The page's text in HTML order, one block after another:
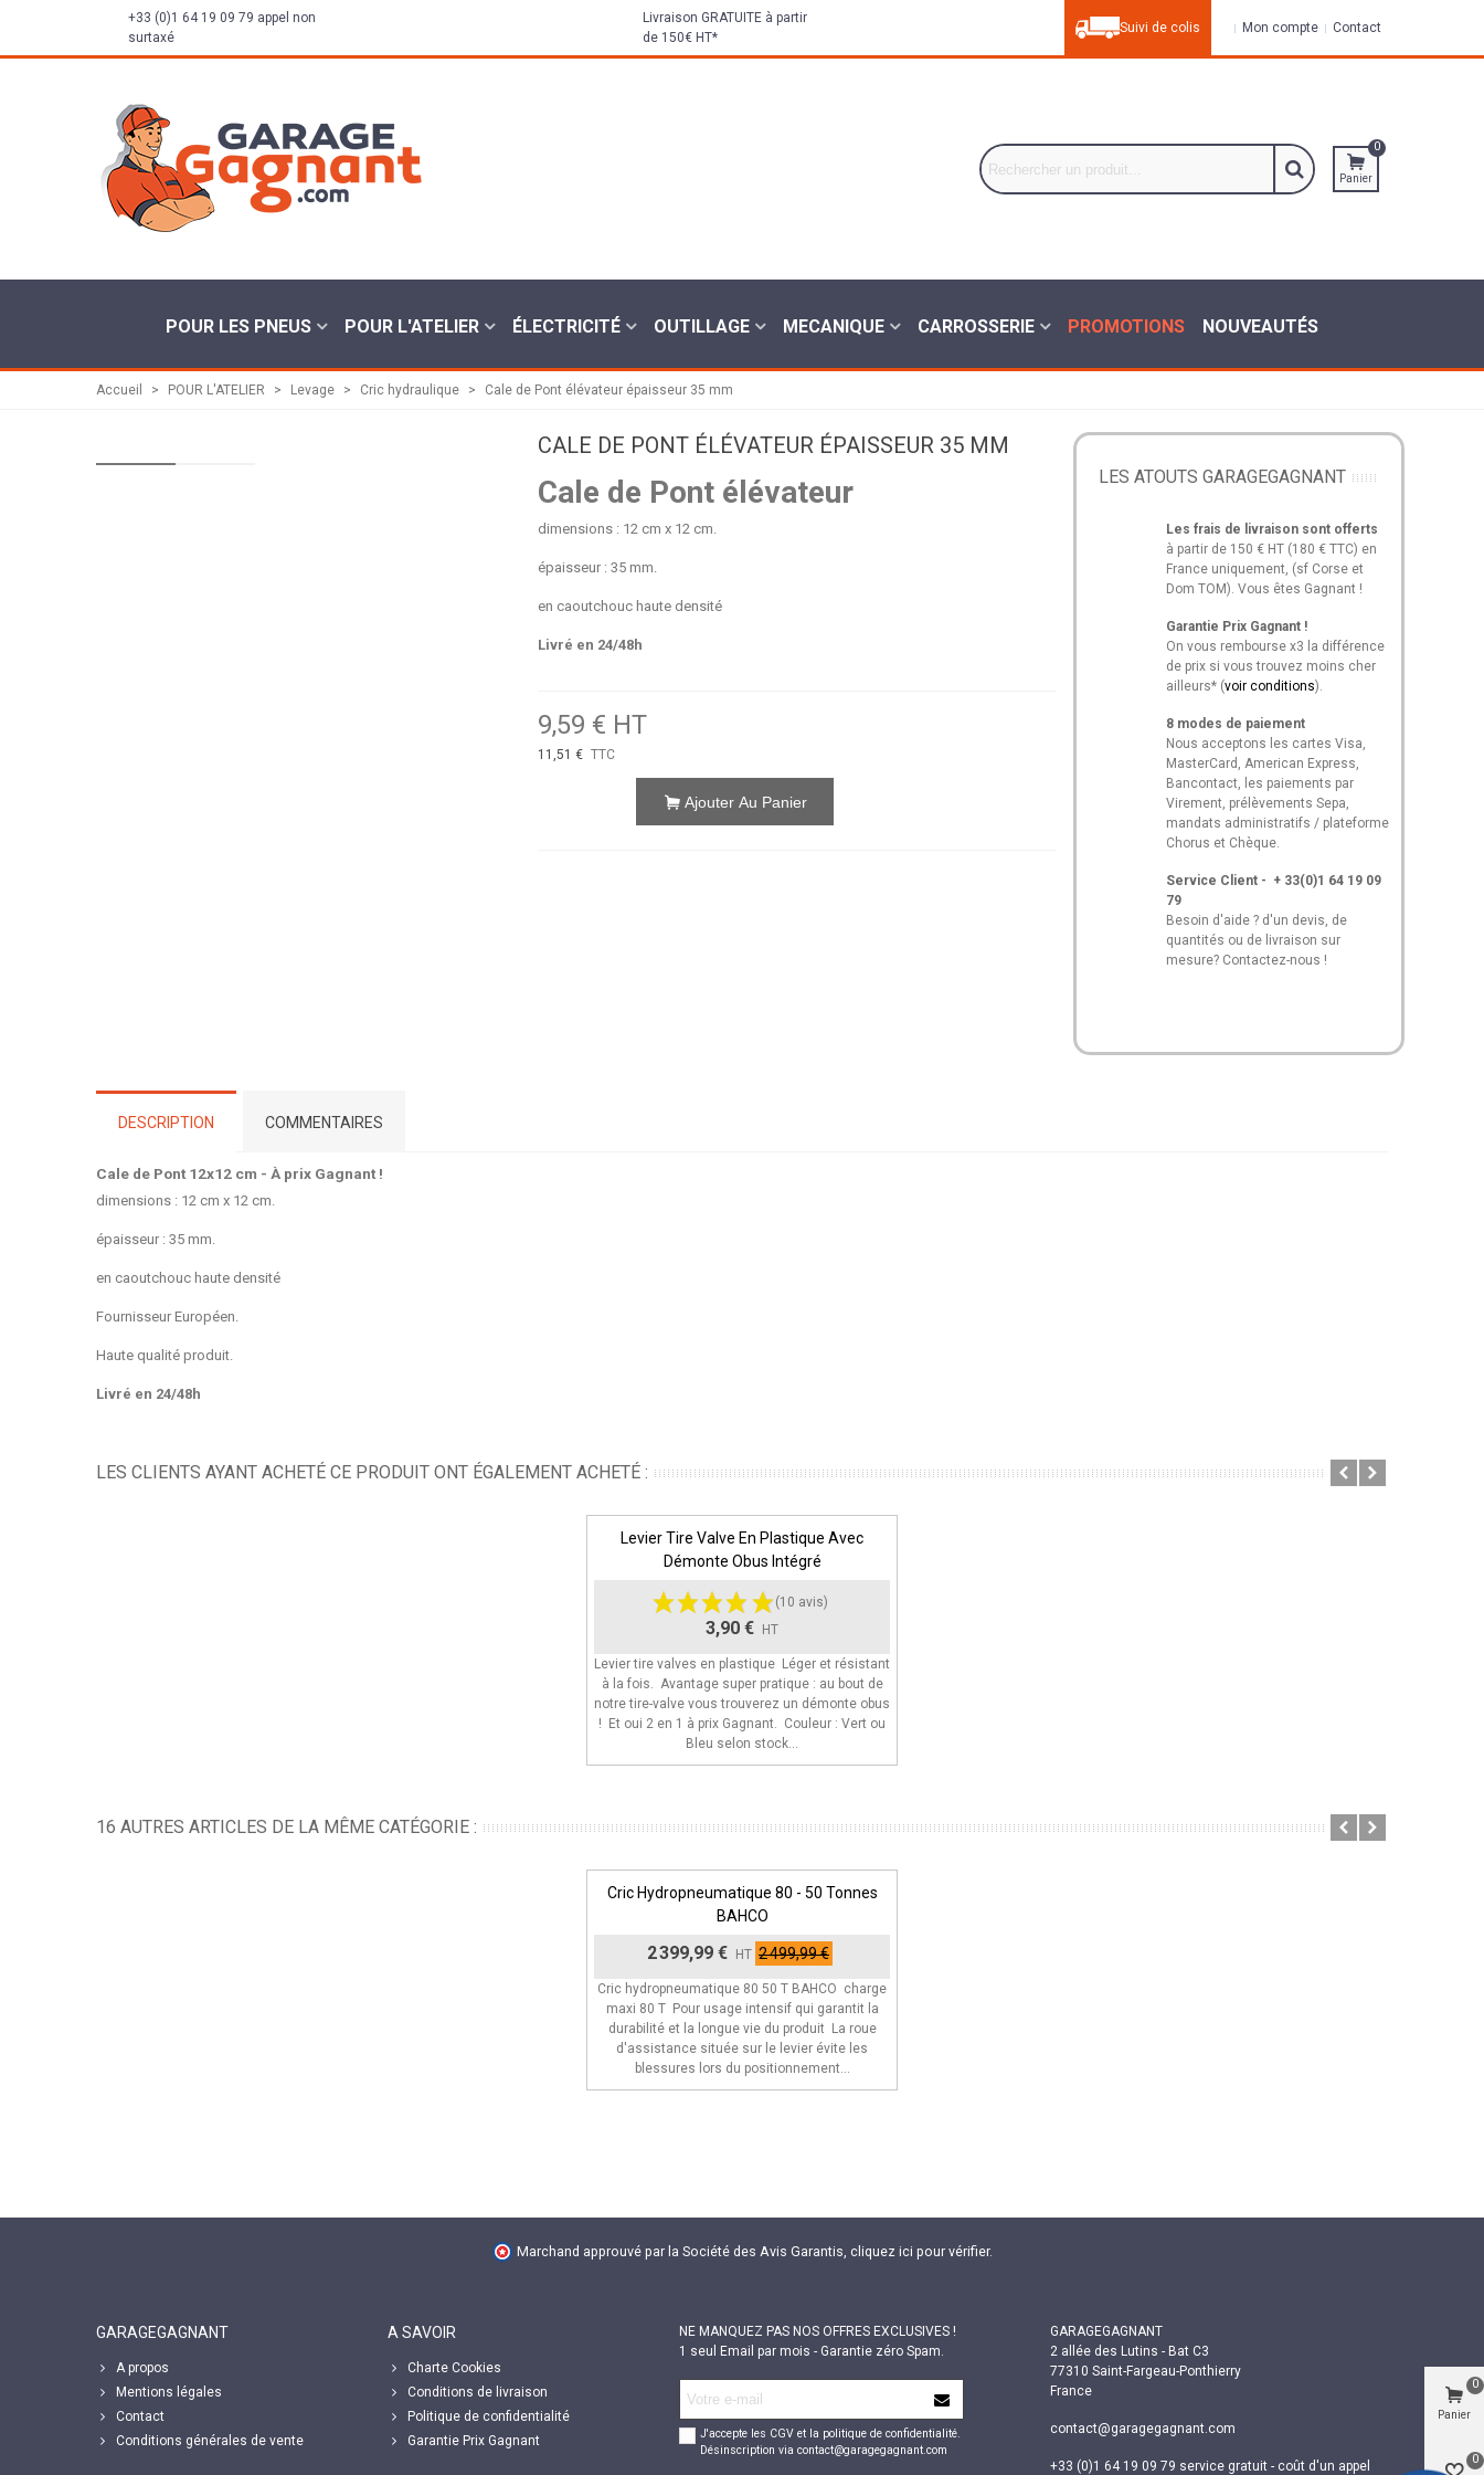
+33 (0)1 64 19 09 79 appel non
surtaxé
Livraison GRATUITE à partir
de 150€ HT*
Suivi de colis Mon compte Contact
Panier
0
POUR LES PNEUS POUR L'ATELIER ÉLECTRICITÉ OUTILLAGE MECANIQUE CARROSSERIE PROMOTIONS NOUVEAUTÉS
Accueil > POUR L'ATELIER > Levage > Cric hydraulique > Cale de Pont élévateur épaisseur 35 mm
CALE DE PONT ÉLÉVATEUR ÉPAISSEUR 35 MM
Cale de Pont élévateur
dimensions : 12 cm x 12 cm.
épaisseur : 35 mm.
en caoutchouc haute densité
Livré en 24/48h
9,59 € HT
11,51 € TTC
Ajouter Au Panier
LES ATOUTS GARAGEGAGNANT
Les frais de livraison sont offerts
à partir de 150 € HT (180 € TTC) en
France uniquement, (sf Corse et
Dom TOM). Vous êtes Gagnant !
Garantie Prix Gagnant !
On vous rembourse x3 la différence
de prix si vous trouvez moins cher
ailleurs* (voir conditions).
8 modes de paiement
Nous acceptons les cartes Visa,
MasterCard, American Express,
Bancontact, les paiements par
Virement, prélèvements Sepa,
mandats administratifs / plateforme
Chorus et Chèque.
Service Client - + 33(0)1 64 19 09
79
Besoin d'aide ? d'un devis, de
quantités ou de livraison sur
mesure? Contactez-nous !
DESCRIPTION COMMENTAIRES
Cale de Pont 12x12 cm - À prix Gagnant !
dimensions : 12 cm x 12 cm.
épaisseur : 35 mm.
en caoutchouc haute densité
Fournisseur Européen.
Haute qualité produit.
Livré en 24/48h
LES CLIENTS AYANT ACHETÉ CE PRODUIT ONT ÉGALEMENT ACHETÉ :
Ajouter Au Panier
Levier Tire Valve En Plastique Avec
Démonte Obus Intégré
(10 avis)
3,90 € HT
Levier tire valves en plastique Léger et résistant
à la fois. Avantage super pratique : au bout de
notre tire-valve vous trouverez un démonte obus
! Et oui 2 en 1 à prix Gagnant. Couleur : Vert ou
Bleu selon stock...
16 AUTRES ARTICLES DE LA MÊME CATÉGORIE :
Ajouter Au Panier
Cric Hydropneumatique 80 - 50 Tonnes
BAHCO
2 399,99 € HT 2 499,99 €
Cric hydropneumatique 80 50 T BAHCO charge
maxi 80 T Pour usage intensif qui garantit la
durabilité et la longue vie du produit La roue
d'assistance située sur le levier évite les
blessures lors du positionnement...
Marchand approuvé par la Société des Avis Garantis, cliquez ici pour vérifier.
GARAGEGAGNANT
A propos
Mentions légales
Contact
Conditions générales de vente
A SAVOIR
Charte Cookies
Conditions de livraison
Politique de confidentialité
Garantie Prix Gagnant
NE MANQUEZ PAS NOS OFFRES EXCLUSIVES !
1 seul Email par mois - Garantie zéro Spam.
J'accepte les CGV et la politique de confidentialité.
Désinscription via contact@garagegagnant.com
GARAGEGAGNANT
2 allée des Lutins - Bat C3
77310 Saint-Fargeau-Ponthierry
France
contact@garagegagnant.com
+33 (0)1 64 19 09 79 service gratuit - coût d'un appel
Panier
0
0